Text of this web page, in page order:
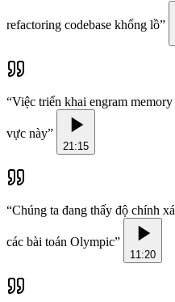
refactoring codebase khổng lồ”
“Việc triển khai engram
vực này”
21:15
“Chúng ta đang thấy độ chính
các bài toán Olympic”
11:20